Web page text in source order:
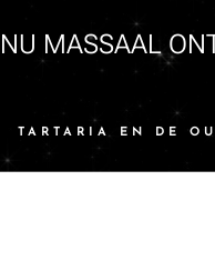
MASSAAL
TARTARIA EN DE